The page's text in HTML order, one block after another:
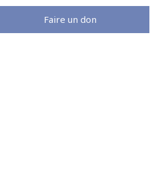
Faire un don